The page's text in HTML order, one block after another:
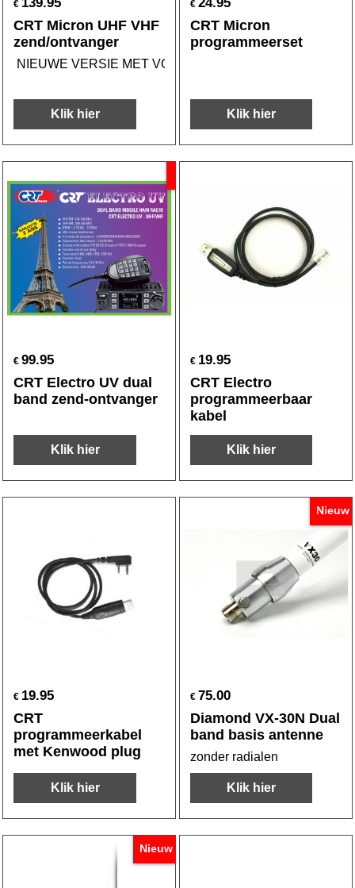
€
CRT Micron UHF VHF
zend/ontvanger
NIEUWE VERSIE MET VOX
Klik hier
€
CRT Micron
programmeerset
Klik hier
€ 99.95
CRT Electro UV dual
band zend-ontvanger
Klik hier
€ 19.95
CRT Electro
programmeerbaar
kabel
Klik hier
€ 19.95
CRT
programmeerkabel
met Kenwood plug
Klik hier
Nieuw
€ 75.00
Diamond VX-30N Dual
band basis antenne
zonder radialen
Klik hier
Nieuw